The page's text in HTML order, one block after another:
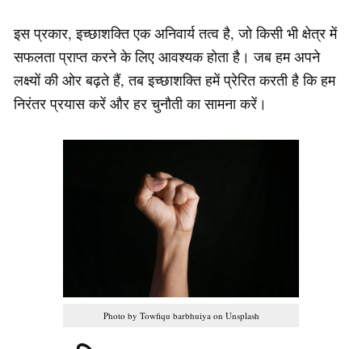
इस प्रकार, इच्छाशक्ति एक अनिवार्य तत्व है, जो किसी भी क्षेत्र में
सफलता प्राप्त करने के लिए आवश्यक होता है। जब हम अपने
लक्ष्यों की ओर बढ़ते हैं, तब इच्छाशक्ति हमें प्रेरित करती है कि हम
निरंतर प्रयास करें और हर चुनौती का सामना करें।
Photo by Towfiqu barbhuiya on Unsplash